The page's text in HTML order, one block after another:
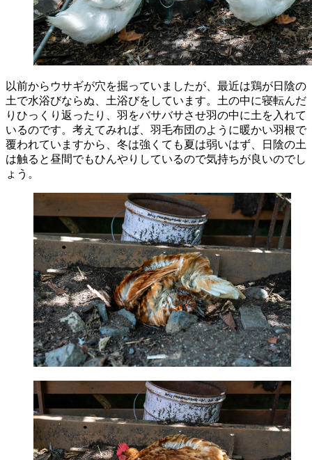
以前からウサギが穴を掘っていましたが、最近は鶏が日陰の
土で水浴びならぬ、土浴びをしています。土の中に寝転んだ
りひっくり返ったり、羽をバサバサさせ羽の中に土を入れて
いるのです。考えてみれば、羽毛布団のように暖かい羽根で
覆われていますから、冬は強くても夏は弱いはず、日陰の土
は触ると昼間でもひんやりしているので気持ちが良いのでし
ょう。